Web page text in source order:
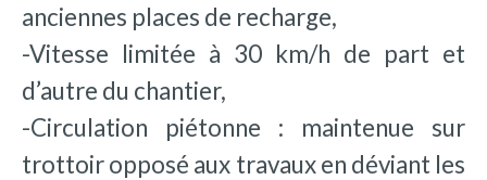
anciennes places de recharge,
-Vitesse limitée à 30 km/h de part et
d’autre du chantier,
-Circulation piétonne : maintenue sur
trottoir opposé aux travaux en déviant les